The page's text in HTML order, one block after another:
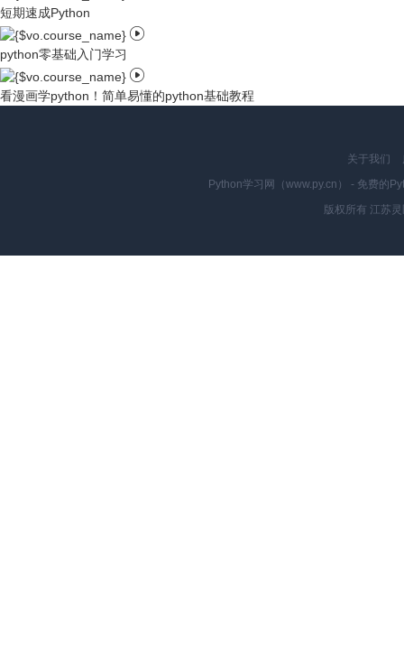
短期速成Python

python零基础入门学习

看漫画学python！简单易懂的python基础教程
关于我们
Python学习网（www.py.cn） - 免费的
版权所有 江苏